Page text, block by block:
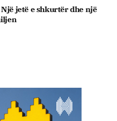
jetë e shkurtër dhe një